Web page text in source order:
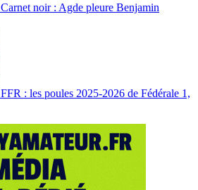
Carnet noir : Agde pleure Benjamin
FFR : les poules 2025-2026 de Fédérale 1,